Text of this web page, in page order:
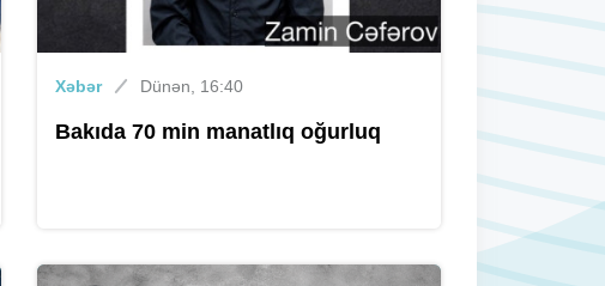
Bakı metrosu iyulda 16 milyondan
Xəbər Dünən, 16:40
Bakıda 70 min manatlıq oğurluq